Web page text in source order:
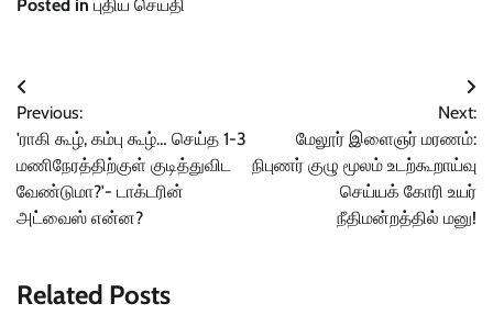
Posted in புதிய செய்தி
Post
navigation
Previous:
'ராகி கூழ், கம்பு கூழ்… செய்த 1-3
மணிநேரத்திற்குள் குடித்துவிட
வேண்டுமா?'- டாக்டரின்
அட்வைஸ் என்ன?
Next:
மேலூர் இளைஞர் மரணம்:
நிபுணர் குழு மூலம் உடற்கூறாய்வு
செய்யக் கோரி உயர்
நீதிமன்றத்தில் மனு!
Related Posts